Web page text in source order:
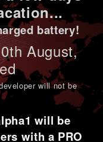
battery!
August,
will not be
will be
with a PRO